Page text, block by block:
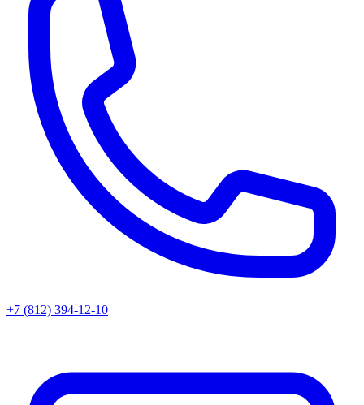
+7 (812) 394-12-10